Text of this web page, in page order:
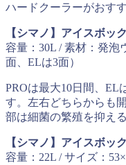
ハードクーラーがおすす
【シマノ】アイスボッ
容量：30L / 素材：発泡
面、ELは3面）
PROは最大10日間、EL
す。左右どちらからも
部は細菌の繁殖を抑え
【シマノ】アイスボッ
容量：22L / サイズ：